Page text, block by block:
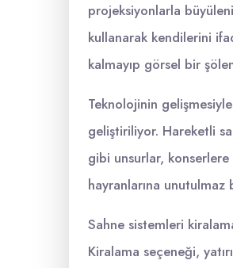
projeksiyonlarla
kullanarak kendilerini
kalmayıp görsel bir
Teknolojinin
geliştiriliyor. Hareketli
gibi unsurlar, konserlere
hayranlarına
Sahne sistemleri
Kiralama seçeneği,